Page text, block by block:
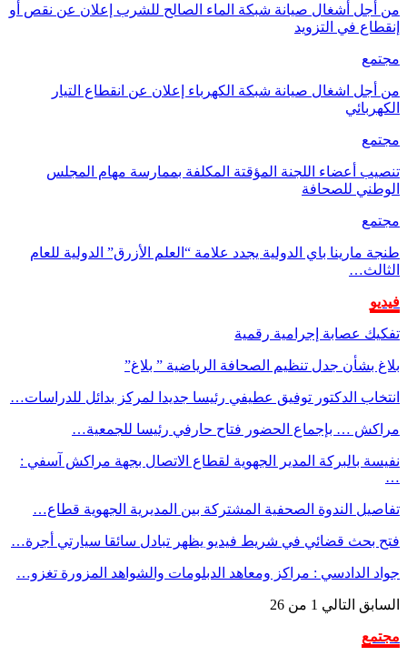
من أجل أشغال صيانة شبكة الماء الصالح للشرب إعلان عن نقص أو
إنقطاع في التزويد
مجتمع
من أجل اشغال صيانة شبكة الكهرباء إعلان عن انقطاع التيار
الكهربائي
مجتمع
تنصيب أعضاء اللجنة المؤقتة المكلفة بممارسة مهام المجلس
الوطني للصحافة
مجتمع
طنجة مارينا باي الدولية يجدد علامة “العلم الأزرق” الدولية للعام
الثالث…
فيديو
تفكيك عصابة إجرامية رقمية
بلاغ بشأن جدل تنظيم الصحافة الرياضية ” بلاغ”
انتخاب الدكتور توفيق عطيفي رئيسا جديدا لمركز بدائل للدراسات…
مراكش … بإجماع الحضور فتاح حارفي رئيسا للجمعية…
نفيسة بالبركة المدير الجهوية لقطاع الاتصال بجهة مراكش آسفي :
…
تفاصيل الندوة الصحفية المشتركة بين المديرية الجهوية قطاع…
فتح بحث قضائي في شريط فيديو يظهر تبادل سائقا سيارتي أجرة…
جواد الدادسي : مراكز ومعاهد الدبلومات والشواهد المزورة تغزو…
السابق التالي 1 من 26
مجتمع